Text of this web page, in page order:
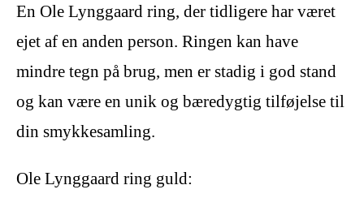
En Ole Lynggaard ring, der tidligere har været
ejet af en anden person. Ringen kan have
mindre tegn på brug, men er stadig i god stand
og kan være en unik og bæredygtig tilføjelse til
din smykkesamling.
Ole Lynggaard ring guld: